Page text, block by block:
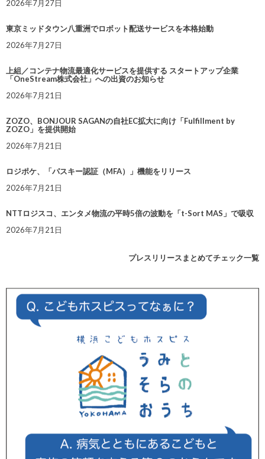
2026年7月27日
東京ミッドタウン八重洲でロボット配送サービスを本格始動
2026年7月27日
上組／コンテナ物流最適化サービスを提供する スタートアップ企業
「OneStream株式会社」への出資のお知らせ
2026年7月21日
ZOZO、BONJOUR SAGANの自社EC拡大に向け「Fulfillment by
ZOZO」を提供開始
2026年7月21日
ロジポケ、「パスキー認証（MFA）」機能をリリース
2026年7月21日
NTTロジスコ、エンタメ物流の平時5倍の波動を「t-Sort MAS」で吸収
2026年7月21日
プレスリリースまとめてチェック一覧